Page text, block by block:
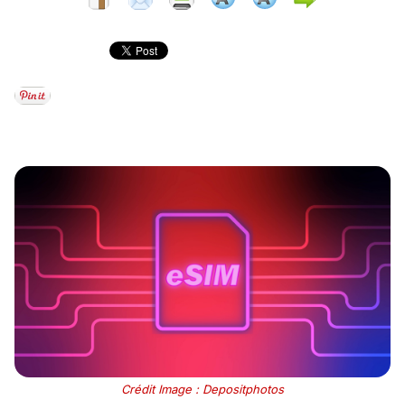
Crédit Image : Depositphotos